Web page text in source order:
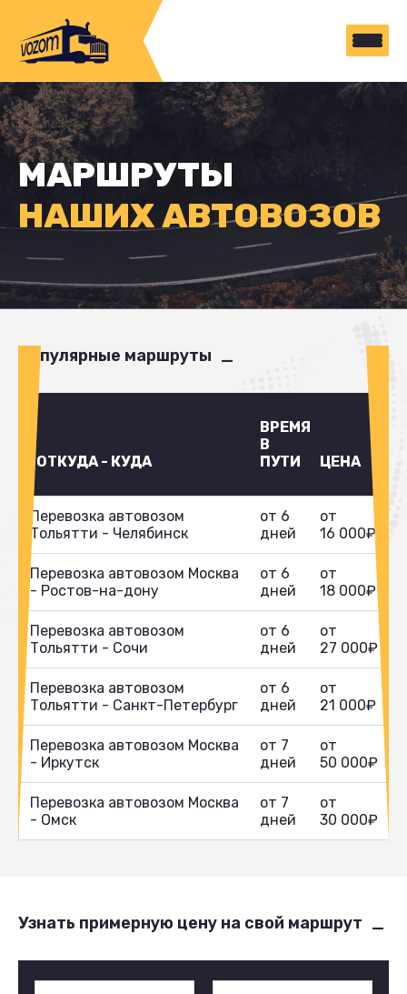
МАРШРУТЫ
НАШИХ АВТОВОЗОВ
Популярные маршруты
ОТКУДА - КУДА
ВРЕМЯ
В
ПУТИ
ЦЕНА
Перевозка автовозом
Тольятти - Челябинск
от 6
дней
от
16 000₽
Перевозка автовозом Москва
- Ростов-на-дону
от 6
дней
от
18 000₽
Перевозка автовозом
Тольятти - Сочи
от 6
дней
от
27 000₽
Перевозка автовозом
Тольятти - Санкт-Петербург
от 6
дней
от
21 000₽
Перевозка автовозом Москва
- Иркутск
от 7
дней
от
50 000₽
Перевозка автовозом Москва
- Омск
от 7
дней
от
30 000₽
Узнать примерную цену на свой маршрут